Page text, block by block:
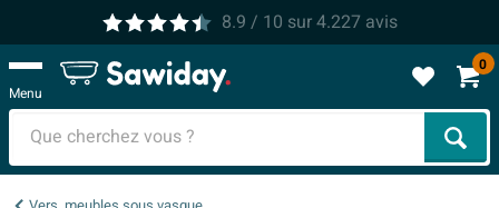
8.9 / 10 sur4.227 avis
Menu
0